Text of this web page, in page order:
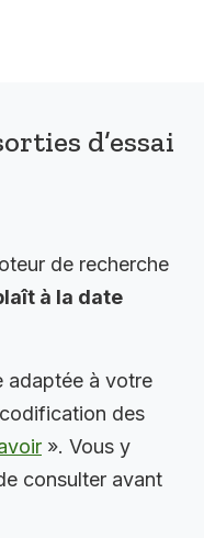
d’essai
de recherche
à la date
adaptée à votre
des
». Vous y
consulter avant